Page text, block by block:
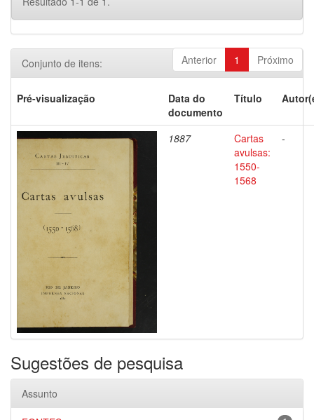
Anterior 1 Próximo
Conjunto de itens:
Pré-visualização
Data do
documento
Título
1887
Cartas
avulsas:
1550-
1568
-
Sugestões de pesquisa
Assunto